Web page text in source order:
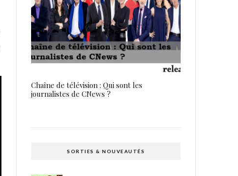
Chaîne de télévision : Qui sont les
journalistes de CNews ?
SORTIES & NOUVEAUTÉS